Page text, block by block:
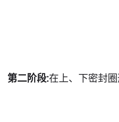
第二阶段:在上、下密封